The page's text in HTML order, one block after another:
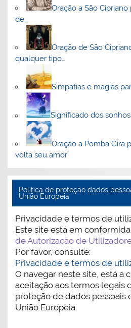
Oração a São
de…
Oração de São
qualquer tipo…
Simpatias e magias
Significado dos
Oração a Pomba Gira
volta seu amor
Politica de proteção dados
União Europeia
Privacidade e termos de
Este site está em
de Autorização de
Por favor, consulte:
Privacidade e termos de
O navegar neste site, está a
aceitação aos termos legais
proteção de dados pessoais
União Europeia